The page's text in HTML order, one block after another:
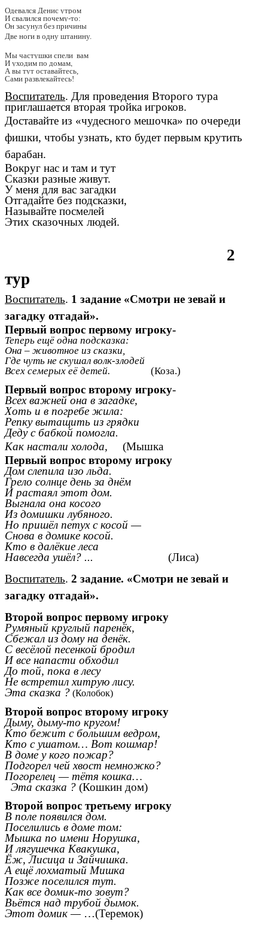
Одевался Денис утром
И свалился почему-то:
Он засунул без причины
Две ноги в одну штанину.
Мы частушки спели вам
И уходим по домам,
А вы тут оставайтесь,
Сами развлекайтесь!
Воспитатель. Для проведения Второго тура
приглашается вторая тройка игроков.
Доставайте из «чудесного мешочка» по очереди
фишки, чтобы узнать, кто будет первым крутить
барабан.
Вокруг нас и там и тут
Сказки разные живут.
У меня для вас загадки
Отгадайте без подсказки,
Называйте посмелей
Этих сказочных людей.
2
тур
Воспитатель. 1 задание «Смотри не зевай и
загадку отгадай».
Первый вопрос первому игроку-
Теперь ещё одна подсказка:
Она – животное из сказки,
Где чуть не скушал волк-злодей
Всех семерых её детей. (Коза.)
Первый вопрос второму игроку-
Всех важней она в загадке,
Хоть и в погребе жила:
Репку вытащить из грядки
Деду с бабкой помогла.
Как настали холода, (Мышка
Первый вопрос второму игроку
Дом слепила изо льда.
Грело солнце день за днём
И растаял этот дом.
Выгнала она косого
Из домишки лубяного.
Но пришёл петух с косой —
Снова в домике косой.
Кто в далёкие леса
Навсегда ушёл? ... (Лиса)
Воспитатель. 2 задание. «Смотри не зевай и
загадку отгадай».
Второй вопрос первому игроку
Румяный круглый паренёк,
Сбежал из дому на денёк.
С весёлой песенкой бродил
И все напасти обходил
До той, пока в лесу
Не встретил хитрую лису.
Эта сказка ? (Колобок)
Второй вопрос второму игроку
Дыму, дыму-то кругом!
Кто бежит с большим ведром,
Кто с ушатом… Вот кошмар!
В доме у кого пожар?
Подгорел чей хвост немножко?
Погорелец — тётя кошка…
Эта сказка ? (Кошкин дом)
Второй вопрос третьему игроку
В поле появился дом.
Поселились в доме том:
Мышка по имени Норушка,
И лягушечка Квакушка,
Ёж, Лисица и Зайчишка.
А ещё лохматый Мишка
Позже поселился тут.
Как все домик-то зовут?
Вьётся над трубой дымок.
Этот домик — …(Теремок)